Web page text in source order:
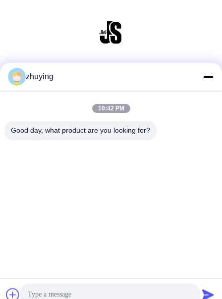
テレ
zhuying
10:42 PM
Good day, what product are you looking for?